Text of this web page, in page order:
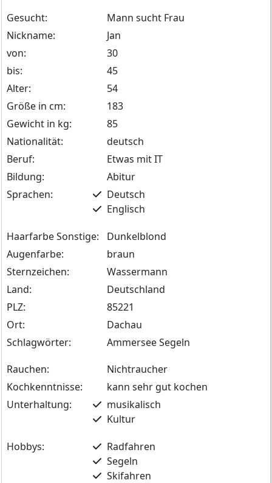
Gesucht:
Mann sucht Frau
Nickname:
Jan
von:
30
bis:
45
Alter:
54
Größe in cm:
183
Gewicht in kg:
85
Nationalität:
deutsch
Beruf:
Etwas mit IT
Bildung:
Abitur
Sprachen:
Deutsch
Englisch
Haarfarbe Sonstige:
Dunkelblond
Augenfarbe:
braun
Sternzeichen:
Wassermann
Land:
Deutschland
PLZ:
85221
Ort:
Dachau
Schlagwörter:
Ammersee Segeln
Rauchen:
Nichtraucher
Kochkenntnisse:
kann sehr gut kochen
Unterhaltung:
musikalisch
Kultur
Hobbys:
Radfahren
Segeln
Skifahren